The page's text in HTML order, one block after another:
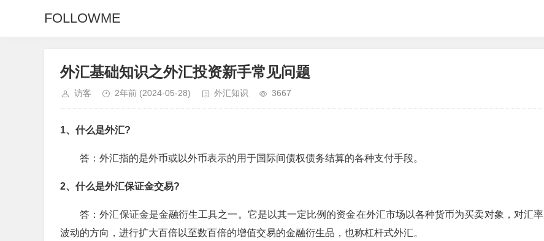
FOLLOWME
外汇基础知识之外汇投资新手常见问题
访客 2年前 (2024-05-28) 外汇知识 3667
1、什么是外汇?
答：外汇指的是外币或以外币表示的用于国际间债权债务结算的各种支付手段。
2、什么是外汇保证金交易?
答：外汇保证金是金融衍生工具之一。它是以其一定比例的资金在外汇市场以各种货币为买卖对象，对汇率
波动的方向，进行扩大百倍以至数百倍的增值交易的金融衍生品，也称杠杆式外汇。